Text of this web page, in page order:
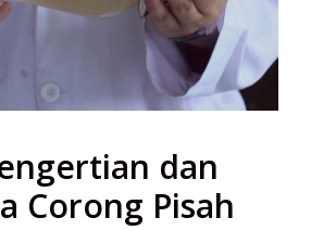
dan
Corong Pisah